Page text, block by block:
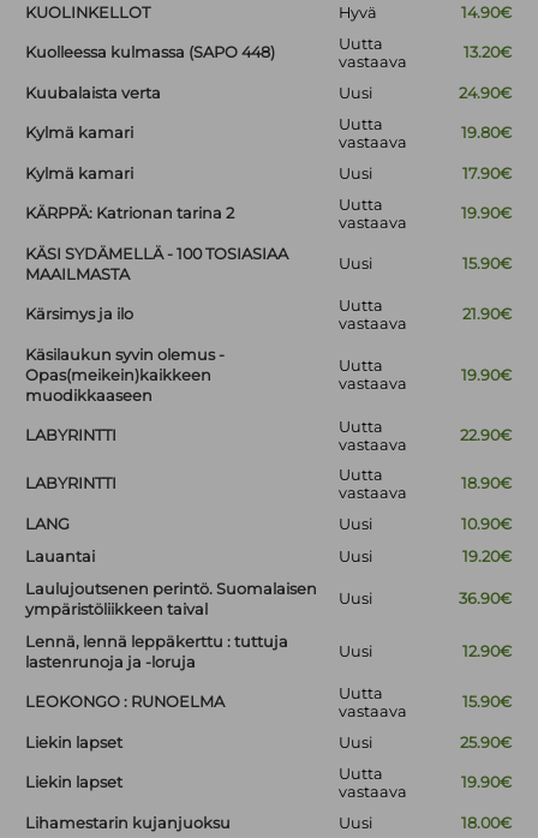
KUOLINKELLOT Hyvä 14.90€
Kuolleessa kulmassa (SAPO 448)
Uutta
vastaava
13.20€
Kuubalaista verta Uusi 24.90€
Kylmä kamari
Uutta
vastaava
19.80€
Kylmä kamari Uusi 17.90€
KÄRPPÄ: Katrionan tarina 2
Uutta
vastaava
19.90€
KÄSI SYDÄMELLÄ - 100 TOSIASIAA
MAAILMASTA
Uusi 15.90€
Kärsimys ja ilo
Uutta
vastaava
21.90€
Käsilaukun syvin olemus -
Opas(meikein)kaikkeen
muodikkaaseen
Uutta
vastaava
19.90€
LABYRINTTI
Uutta
vastaava
22.90€
LABYRINTTI
Uutta
vastaava
18.90€
LANG Uusi
10.90€
Lauantai
Uusi
19.20€
Laulujoutsenen perintö. Suomalaisen
ympäristöliikkeen taival
Uusi 36.90€
Lennä, lennä leppäkerttu : tuttuja
lastenrunoja ja -loruja
Uusi 12.90€
LEOKONGO : RUNOELMA
Uutta
vastaava
15.90€
Liekin lapset Uusi 25.90€
Liekin lapset
Uutta
vastaava
19.90€
Lihamestarin kujanjuoksu Uusi
18.00€